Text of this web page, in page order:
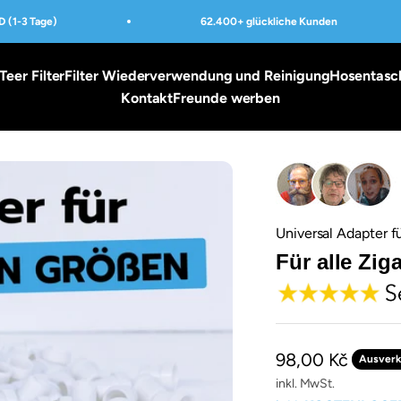
(1-3 Tage) 62.400+ glückliche Kunden
FilterFilter Wiederverwendung und Reinigung
KontaktFreunde werben
Universal Adapter
Für alle
Angebot
98,00 Kč
inkl. MwSt.